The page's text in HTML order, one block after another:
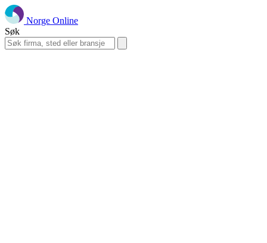
Norge Online
Søk